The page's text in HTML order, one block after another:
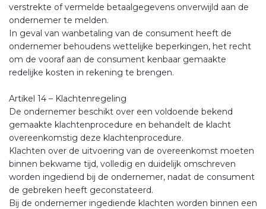
verstrekte of vermelde betaalgegevens onverwijld aan de
ondernemer te melden.
In geval van wanbetaling van de consument heeft de
ondernemer behoudens wettelijke beperkingen, het recht
om de vooraf aan de consument kenbaar gemaakte
redelijke kosten in rekening te brengen.
Artikel 14 – Klachtenregeling
De ondernemer beschikt over een voldoende bekend
gemaakte klachtenprocedure en behandelt de klacht
overeenkomstig deze klachtenprocedure.
Klachten over de uitvoering van de overeenkomst moeten
binnen bekwame tijd, volledig en duidelijk omschreven
worden ingediend bij de ondernemer, nadat de consument
de gebreken heeft geconstateerd.
Bij de ondernemer ingediende klachten worden binnen een